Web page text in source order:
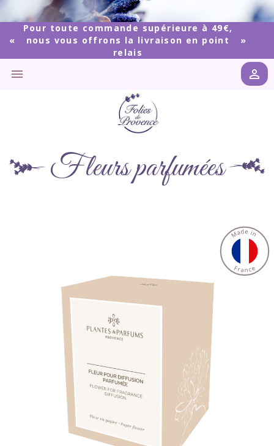
Pour toute commande supérieure à 49€,
nous vous offrons la livraison en point
relais
 
Fleurs parfumées